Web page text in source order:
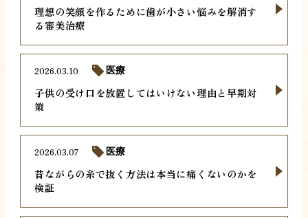
理想の笑顔を作るために歯が小さい悩みを解消す
る審美治療
子供の受け口を放置してはいけない理由と早期対
策
2026.03.10 医療
昔ながらの糸で抜く方法は本当に痛くないのかを
検証
2026.03.07 医療